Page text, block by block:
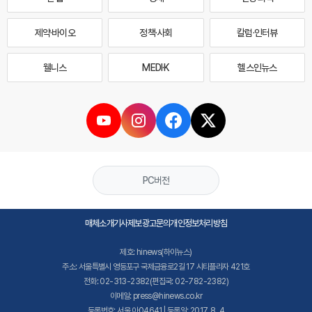
제약·바이오 정책·사회 칼럼·인터뷰
웰니스 MEDI·K 헬스인뉴스
PC버전
매체소개기사제보광고문의개인정보처리방침
제호: hinews(하이뉴스)
주소: 서울특별시 영등포구 국제금융로2길 17 시티플라자 421호
전화: 02-313-2382(편집국: 02-782-2382)
이메일: press@hinews.co.kr